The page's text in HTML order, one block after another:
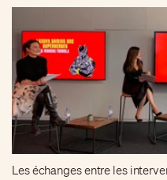
Les échanges entre les